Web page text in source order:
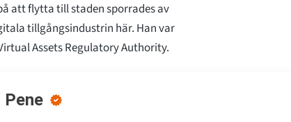
att flytta till staden sporrades av
tillgångsindustrin här. Han var
Assets Regulatory Authority.
Pene